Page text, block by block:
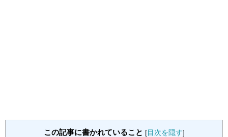
この記事に書かれていること [目次を隠す]